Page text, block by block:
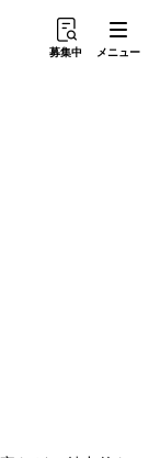
募集中 メニュー